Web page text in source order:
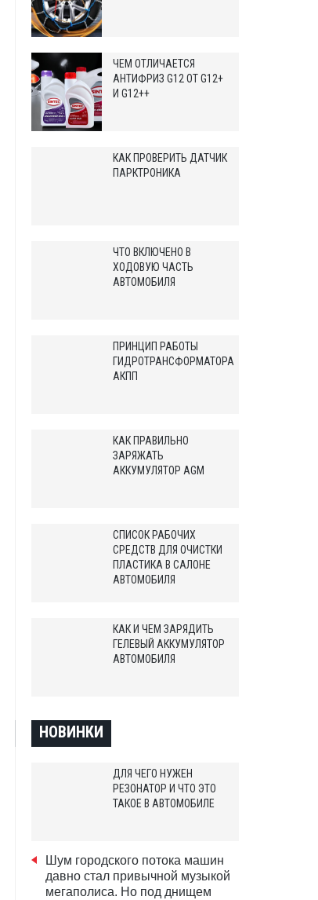
ЧЕМ ОТЛИЧАЕТСЯ
АНТИФРИЗ G12 ОТ G12+
И G12++
КАК ПРОВЕРИТЬ ДАТЧИК
ПАРКТРОНИКА
ЧТО ВКЛЮЧЕНО В
ХОДОВУЮ ЧАСТЬ
АВТОМОБИЛЯ
ПРИНЦИП РАБОТЫ
ГИДРОТРАНСФОРМАТОРА
АКПП
КАК ПРАВИЛЬНО
ЗАРЯЖАТЬ
АККУМУЛЯТОР AGM
СПИСОК РАБОЧИХ
СРЕДСТВ ДЛЯ ОЧИСТКИ
ПЛАСТИКА В САЛОНЕ
АВТОМОБИЛЯ
КАК И ЧЕМ ЗАРЯДИТЬ
ГЕЛЕВЫЙ АККУМУЛЯТОР
АВТОМОБИЛЯ
НОВИНКИ
ДЛЯ ЧЕГО НУЖЕН
РЕЗОНАТОР И ЧТО ЭТО
ТАКОЕ В АВТОМОБИЛЕ
Шум городского потока машин
давно стал привычной музыкой
мегаполиса. Но под днищем